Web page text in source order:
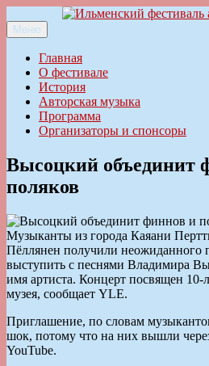
к
содержимому
Ильменский фестиваль авторской
Меню
Главная
О фестивале
История
Авторская музыка
Программа
Организаторы и спонсоры
Высоцкий объединит
поляков
Музыканты из города Каяани
Пёллянен получили неожиданного
выступить с песнями Владимира
имя артиста. Концерт посвящен 10-
музея, сообщает YLE.
Приглашение, по словам
шок, потому что на них вышли
YouTube.